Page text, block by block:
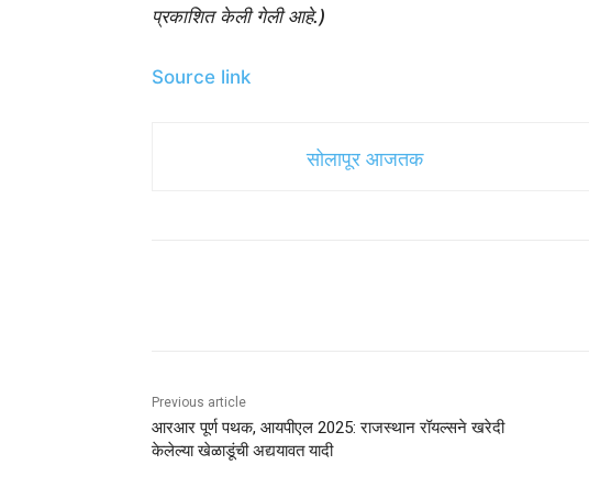
प्रकाशित केली गेली आहे.)
Source link
सोलापूर आजतक
Previous article
आरआर पूर्ण पथक, आयपीएल 2025: राजस्थान रॉयल्सने खरेदी
केलेल्या खेळाडूंची अद्ययावत यादी